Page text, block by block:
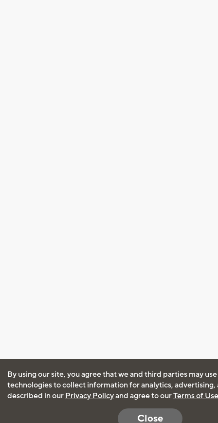
By using our site, you agree that we and third parties may
technologies to collect information for analytics, advertising,
described in our Privacy Policyand agree to ourTerms of Use
Close